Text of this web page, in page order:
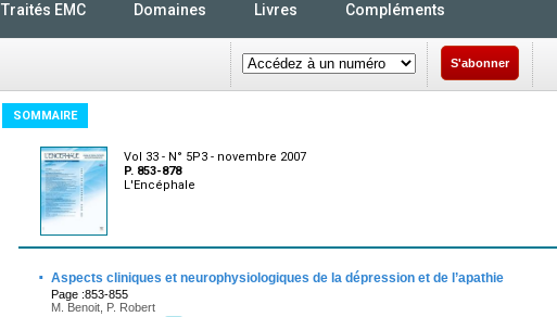
Traités EMC Domaines Livres Compléments
S'abonner
SOMMAIRE
Vol 33 - N° 5P3 - novembre 2007
P. 853-878
L'Encéphale
· Aspects cliniques et neurophysiologiques de la dépression et de l’apathie
Page :853-855
M. Benoit, P. Robert